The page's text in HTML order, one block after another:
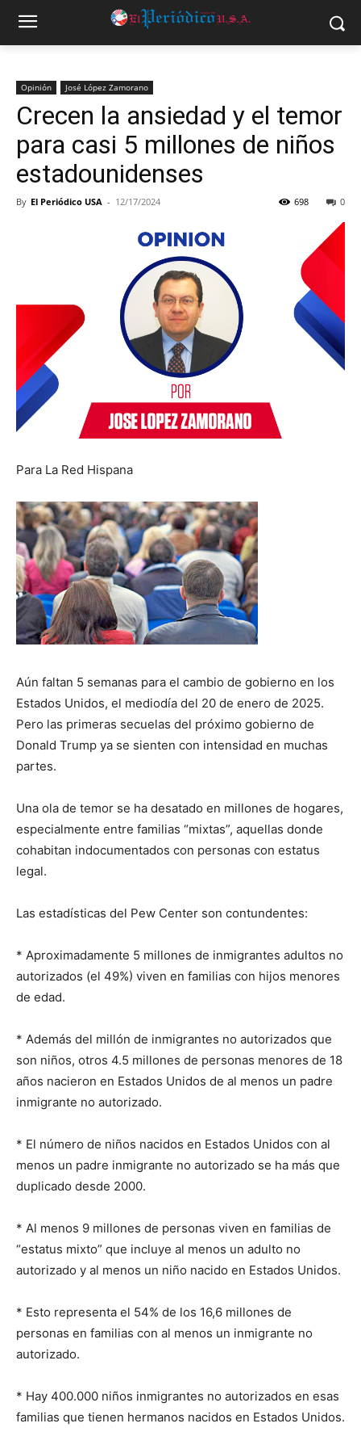
Opinión José López Zamorano
Crecen la ansiedad y el temor
para casi 5 millones de niños
estadounidenses
By El Periódico USA - 12/17/2024 0
698
Para La Red Hispana
Aún faltan 5 semanas para el cambio de gobierno en los
Estados Unidos, el mediodía del 20 de enero de 2025.
Pero las primeras secuelas del próximo gobierno de
Donald Trump ya se sienten con intensidad en muchas
partes.
Una ola de temor se ha desatado en millones de hogares,
especialmente entre familias “mixtas”, aquellas donde
cohabitan indocumentados con personas con estatus
legal.
Las estadísticas del Pew Center son contundentes:
* Aproximadamente 5 millones de inmigrantes adultos no
autorizados (el 49%) viven en familias con hijos menores
de edad.
* Además del millón de inmigrantes no autorizados que
son niños, otros 4.5 millones de personas menores de 18
años nacieron en Estados Unidos de al menos un padre
inmigrante no autorizado.
* El número de niños nacidos en Estados Unidos con al
menos un padre inmigrante no autorizado se ha más que
duplicado desde 2000.
* Al menos 9 millones de personas viven en familias de
“estatus mixto” que incluye al menos un adulto no
autorizado y al menos un niño nacido en Estados Unidos.
* Esto representa el 54% de los 16,6 millones de
personas en familias con al menos un inmigrante no
autorizado.
* Hay 400.000 niños inmigrantes no autorizados en esas
familias que tienen hermanos nacidos en Estados Unidos.